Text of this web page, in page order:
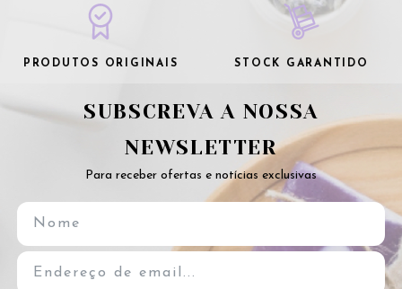
PRODUTOS ORIGINAIS STOCK GARANTIDO
SUBSCREVA A NOSSA
NEWSLETTER
Para receber ofertas e notícias exclusivas